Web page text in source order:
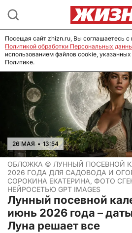
26 МАЯ • 13:54
ОБЛОЖКА © ЛУННЫЙ ПОСЕВНОЙ
2026 ГОДА ДЛЯ САДОВОДА И
СОРОКИНА ЕКАТЕРИНА, ФОТО
НЕЙРОСЕТЬЮ GPT IMAGES
Лунный посевной
июнь 2026 года –
Луна решает все
Посещая сайт zhizn.ru, Вы соглашаетесь с
Политикой обработки Персональных
использованием файлов cookie,
Политике.